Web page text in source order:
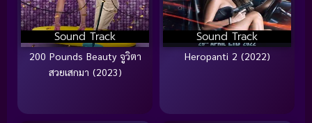
Sound Track
200 Pounds Beauty จูวิตา
สวยเสกมา (2023)
Sound Track
Heropanti 2 (2022)